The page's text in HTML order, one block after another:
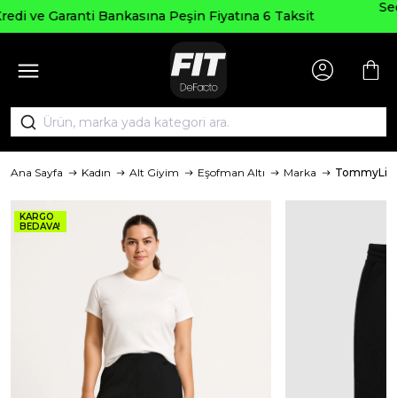
6 Taksit
Seçili Ürünlerde ₺2000 Üzeri ₺200
AGUSTOS200
Ana Sayfa Kadın Alt Giyim Eşofman Altı Marka TommyLife
KARGO
BEDAVA!